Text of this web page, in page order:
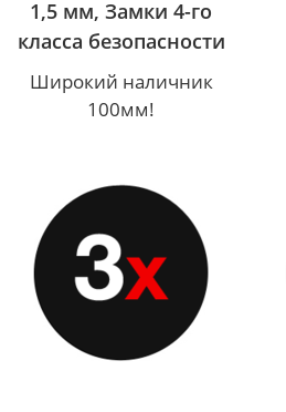
1,5 мм, Замки 4-го
класса безопасности
Широкий наличник
100мм!